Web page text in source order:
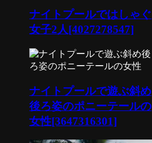
ナイトプールではしゃぐ
女子2人[4027278547]
ナイトプールで遊ぶ斜め
後ろ姿のポニーテールの
女性[3647316301]